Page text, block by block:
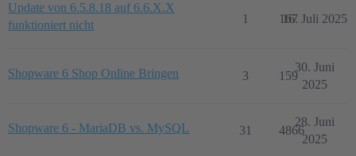
Update von 6.5.8.18 auf 6.6.X.X
funktioniert nicht
1 167
16. Juli 2025
Shopware 6 Shop Online Bringen 3 159
30. Juni
2025
Shopware 6 - MariaDB vs. MySQL 31 4866
28. Juni
2025